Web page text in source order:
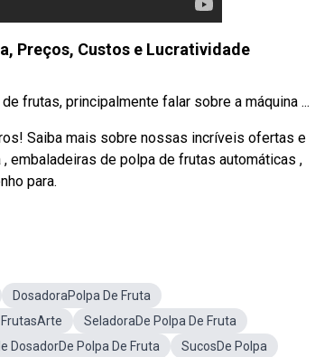
Preços, Custos e Lucratividade
frutas, principalmente falar sobre a máquina ...
Saiba mais sobre nossas incríveis ofertas e
embaladeiras de polpa de frutas automáticas ,
para.
DosadoraPolpa De Fruta
FrutasArte
SeladoraDe Polpa De Fruta
DosadorDe Polpa De Fruta
SucosDe Polpa